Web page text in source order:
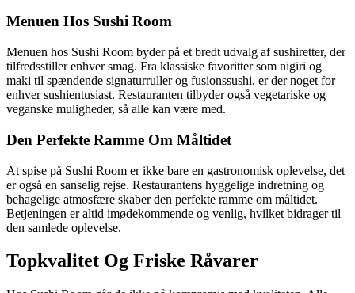
Menuen Hos Sushi Room
Menuen hos Sushi Room byder på et bredt udvalg af sushiretter, der
tilfredsstiller enhver smag. Fra klassiske favoritter som nigiri og
maki til spændende signaturruller og fusionssushi, er der noget for
enhver sushientusiast. Restauranten tilbyder også vegetariske og
veganske muligheder, så alle kan være med.
Den Perfekte Ramme Om Måltidet
At spise på Sushi Room er ikke bare en gastronomisk oplevelse, det
er også en sanselig rejse. Restaurantens hyggelige indretning og
behagelige atmosfære skaber den perfekte ramme om måltidet.
Betjeningen er altid imødekommende og venlig, hvilket bidrager til
den samlede oplevelse.
Topkvalitet Og Friske Råvarer